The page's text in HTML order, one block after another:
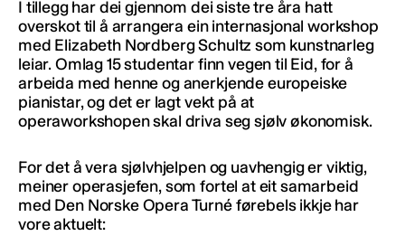
I tillegg har dei gjennom dei siste tre åra hatt
overskot til å arrangera ein internasjonal workshop
med Elizabeth Nordberg Schultz som kunstnarleg
leiar. Omlag 15 studentar finn vegen til Eid, for å
arbeida med henne og anerkjende europeiske
pianistar, og det er lagt vekt på at
operaworkshopen skal driva seg sjølv økonomisk.
For det å vera sjølvhjelpen og uavhengig er viktig,
meiner operasjefen, som fortel at eit samarbeid
med Den Norske Opera Turné førebels ikkje har
vore aktuelt: